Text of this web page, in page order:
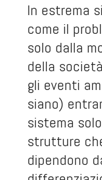
In estrema
come il
solo dalla
della
gli eventi
siano)
sistema
strutture
dipendono